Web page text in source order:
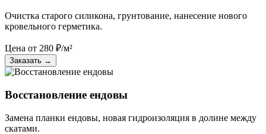
Очистка старого силикона, грунтование, нанесение нового
кровельного герметика.
Цена от 280 ₽/м²
Заказать →
Восстановление ендовы
Замена планки ендовы, новая гидроизоляция в долине между
скатами.